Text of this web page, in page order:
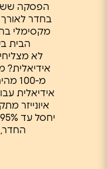
הפסקה
מקסימלי
הבית בעלות
לא
מ-
אידיאלית
איונייזר
החדר,